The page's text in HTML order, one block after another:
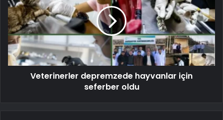
Veterinerler depremzede hayvanlar için
seferber oldu